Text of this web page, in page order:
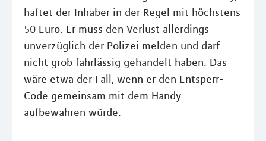
haftet der Inhaber in der Regel mit höchstens
50 Euro. Er muss den Verlust allerdings
unverzüglich der Polizei melden und darf
nicht grob fahrlässig gehandelt haben. Das
wäre etwa der Fall, wenn er den Entsperr-
Code gemeinsam mit dem Handy
aufbewahren würde.